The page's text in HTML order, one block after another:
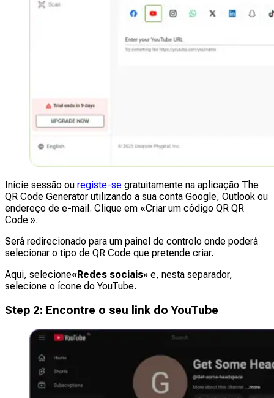
Inicie sessão ou registe-se gratuitamente na aplicação The
QR Code Generator utilizando a sua conta Google, Outlook ou
endereço de e-mail. Clique em «Criar um código QR QR
Code ».
Será redirecionado para um painel de controlo onde poderá
selecionar o tipo de QR Code que pretende criar.
Aqui, selecione«Redes sociais» e, nesta separador,
selecione o ícone do YouTube.
Step 2: Encontre o seu link do YouTube